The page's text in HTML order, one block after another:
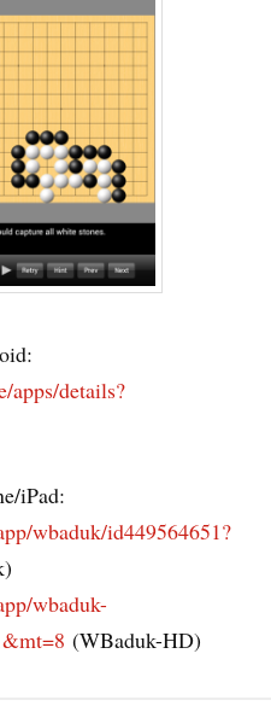
apps/details?
iPad:
wbaduk/id449564651?
wbaduk-
(WBaduk-HD)